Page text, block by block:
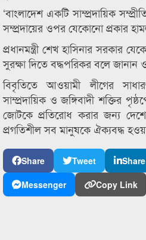
‘বাংলাদেশ একটি সাম্প্রদায়িক
সম্প্রদায়ের ওপর যেকোনো প্রকার
প্রধানমন্ত্রী শেখ হাসিনার সরকার
সুরক্ষা দিতে বদ্ধপরিকর বলে জানান
বিবৃতিতে আওয়ামী লীগের
সাম্প্রদায়িক ও জঙ্গিবাদী শক্তির
জোটকে প্রতিরোধ করার জন্য দেশের
প্রগতিশীল সব মানুষকে ঐক্যবদ্ধ
Share Tweet Share
Messenger
Copy Link